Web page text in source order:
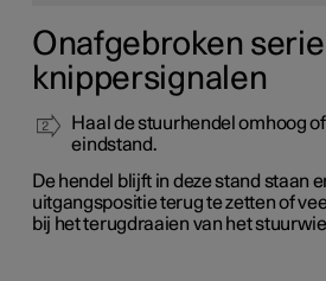
Onafgebroken serie
knippersignalen
Haal de stuurhendel omhoog
eindstand.
De hendel blijft in deze stand staan
uitgangspositie terug te zetten of
bij het terugdraaien van het